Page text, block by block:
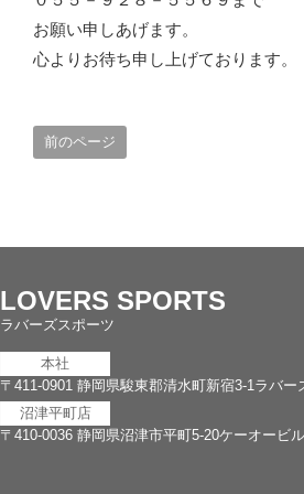
お願い申しあげます。
心よりお待ち申し上げております。
前のページ
LOVERS SPORTS
ラバーズスポーツ
本社
〒411-0901 静岡県駿東郡清水町新宿3-1ラバー
沼津平町店
〒410-0036 静岡県沼津市平町5-20ケーオービ